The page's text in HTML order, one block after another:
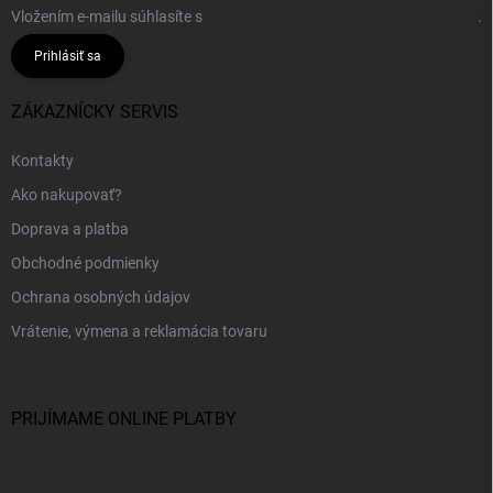
Vložením e-mailu súhlasíte s .
Prihlásiť sa
ZÁKAZNÍCKY SERVIS
Kontakty
Ako nakupovať?
Doprava a platba
Obchodné podmienky
Ochrana osobných údajov
Vrátenie, výmena a reklamácia tovaru
PRIJÍMAME ONLINE PLATBY